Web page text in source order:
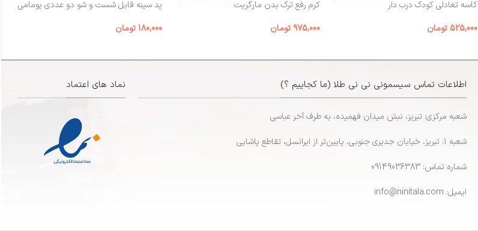
کاسه تعادلی کودک درب‌ دار
525,000 تومان
کرم رفع ترک بدن مارگریت
975,000 تومان
پد سینه قابل شست‌ و شو دو عددی یومامی
180,000 تومان
اطلاعات تماس سیسمونی نی نی طلا (ما کجاییم ؟)
شعبه مرکزی: تبریز، نبش میدان فهمیده، به طرف آخر عباسی
شعبه 1: تبریز، خیابان جدیری جنوبی، پایین‌تر از ایرانسل، تقاطع پاشایی
شماره تماس: 09149036383
ایمیل: info@ninitala.com
نماد های اعتماد